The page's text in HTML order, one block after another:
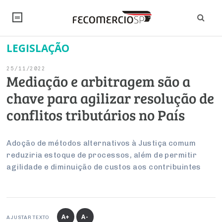
NOTÍCIAS
Editorial
Artigos
Institucional
PROJETOS ESPECIAIS:
UM BRASIL
Economia
Pesquisas
Brasil
Internacional
Inteligência Artificial
Trabalho
Empresas
Negócios
Varejo
ESG
Últimas Notícias
SINDICATOS
PESQUISAS
INSTITUCIONAL
Sobre
Negociações Coletivas
Conselho de Turismo
Conselho de Emprego e Relações do Trabalho
EMPRESAS
LEGISLAÇÃO
25/11/2022
Mediação e arbitragem são a
chave para agilizar resolução de
conflitos tributários no País
Adoção de métodos alternativos à Justiça comum
reduziria estoque de processos, além de permitir
agilidade e diminuição de custos aos contribuintes
AJUSTAR TEXTO A+ A-